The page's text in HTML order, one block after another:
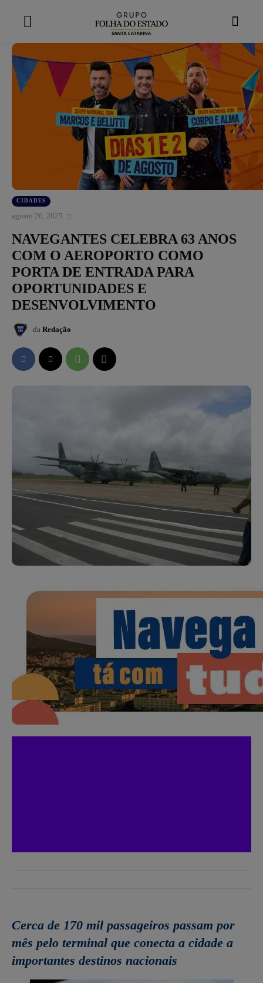
CIDADES
agosto 26, 2025
NAVEGANTES CELEBRA 63 ANOS
COM O AEROPORTO COMO
PORTA DE ENTRADA PARA
OPORTUNIDADES E
DESENVOLVIMENTO
da Redação
Cerca de 170 mil passageiros passam por
mês pelo terminal que conecta a cidade a
importantes destinos nacionais